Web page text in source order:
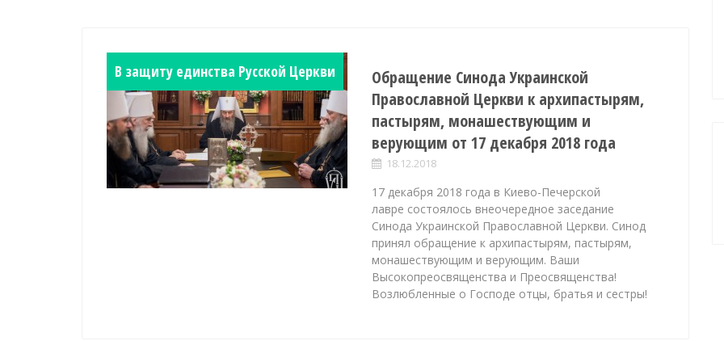
В защиту единства Русской Церкви
Обращение Синода Украинской
Православной Церкви к архипастырям,
пастырям, монашествующим и
верующим от 17 декабря 2018 года
18.12.2018
17 декабря 2018 года в Киево-Печерской
лавре состоялось внеочередное заседание
Синода Украинской Православной Церкви. Синод
принял обращение к архипастырям, пастырям,
монашествующим и верующим. Ваши
Высокопреосвященства и Преосвященства!
Возлюбленные о Господе отцы, братья и сестры!